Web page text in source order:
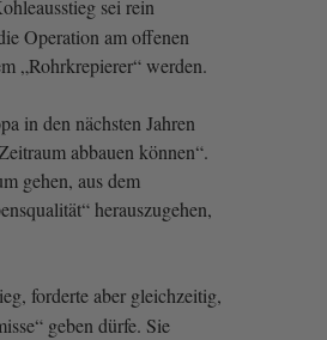
sei rein
Operation am offenen
„Rohrkrepierer“ werden.
in den nächsten Jahren
abbauen können“.
gehen, aus dem
herauszugehen,
forderte aber gleichzeitig,
geben dürfe. Sie